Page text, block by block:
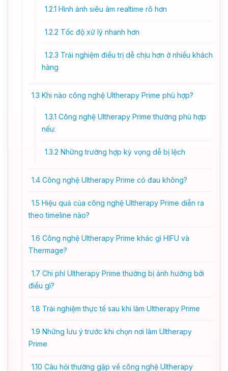
1.2.1 Hình ảnh siêu âm realtime rõ hơn
1.2.2 Tốc độ xử lý nhanh hơn
1.2.3 Trải nghiệm điều trị dễ chịu hơn ở nhiều khách
hàng
1.3 Khi nào công nghệ Ultherapy Prime phù hợp?
1.3.1 Công nghệ Ultherapy Prime thường phù hợp
nếu:
1.3.2 Những trường hợp kỳ vọng dễ bị lệch
1.4 Công nghệ Ultherapy Prime có đau không?
1.5 Hiệu quả của công nghệ Ultherapy Prime diễn ra
theo timeline nào?
1.6 Công nghệ Ultherapy Prime khác gì HIFU và
Thermage?
1.7 Chi phí Ultherapy Prime thường bị ảnh hưởng bởi
điều gì?
1.8 Trải nghiệm thực tế sau khi làm Ultherapy Prime
1.9 Những lưu ý trước khi chọn nơi làm Ultherapy
Prime
1.10 Câu hỏi thường gặp về công nghệ Ultherapy